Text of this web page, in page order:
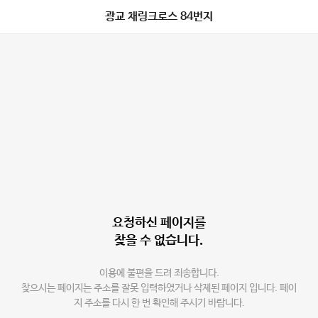
광교 채링크로스 84번지
요청하신 페이지를
찾을 수 없습니다.
이용에 불편을 드려 죄송합니다.
찾으시는 페이지는 주소를 잘못 입력하였거나 삭제된 페이지 입니다. 페이
지 주소를 다시 한 번 확인해 주시기 바랍니다.